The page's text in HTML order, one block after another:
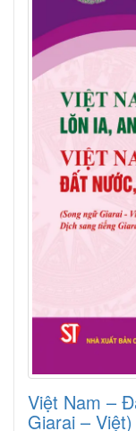
Việt Nam –
Giarai – Việt)